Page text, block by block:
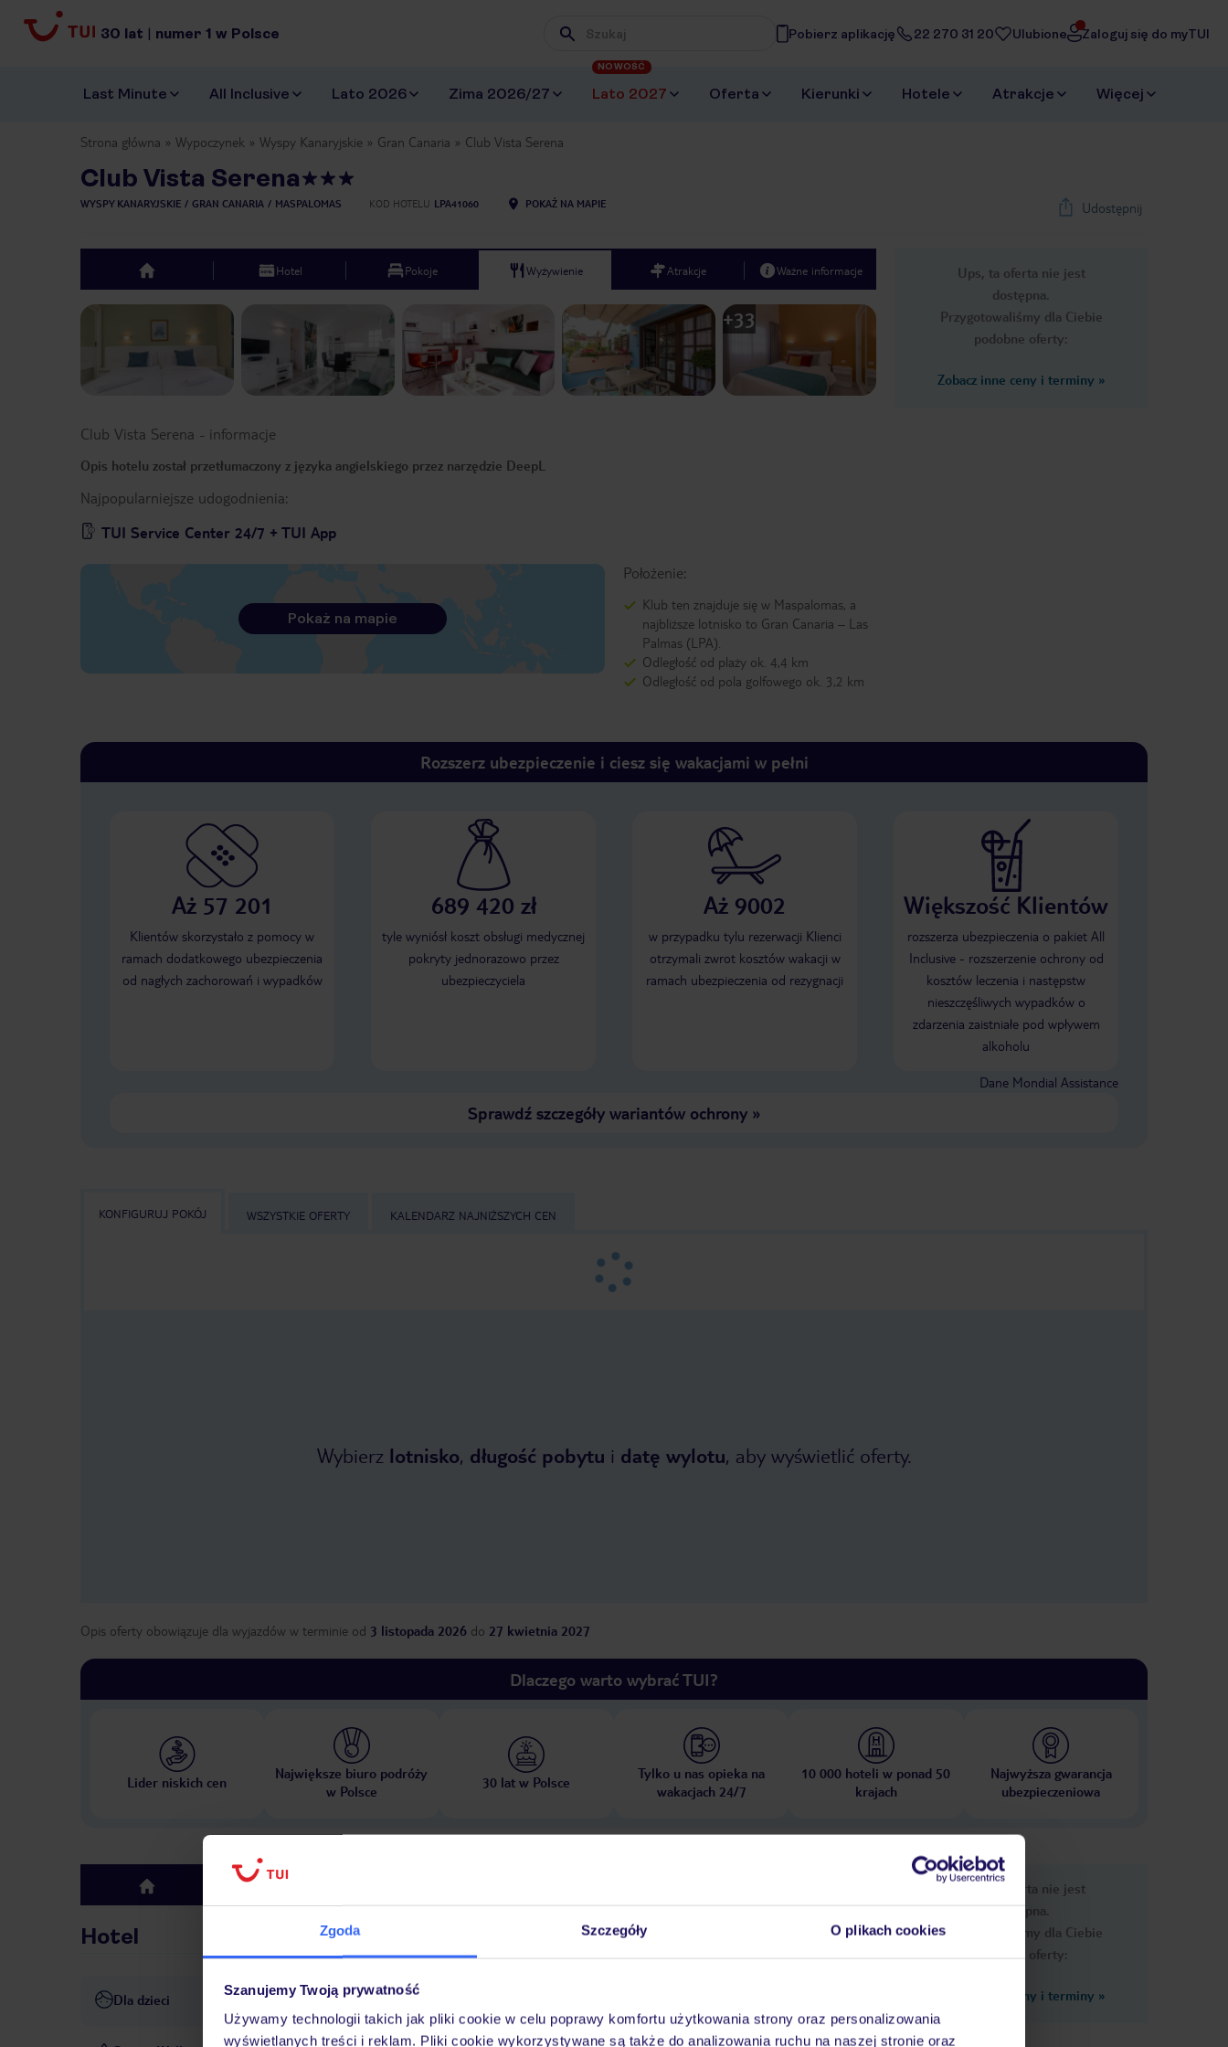
Zgoda Szczegóły O plikach cookies
Szanujemy Twoją prywatność
Używamy technologii takich jak pliki cookie w celu poprawy komfortu użytkowania strony oraz personalizowania
wyświetlanych treści i reklam. Pliki cookie wykorzystywane są także do analizowania ruchu na naszej stronie oraz
30 lat | numer 1 w Polsce Wpisz frazę, której szukasz
Pobierz aplikację 22 270 31 20 Ulubione Zaloguj się do myTUI
Last Minute All Inclusive Lato 2026 Zima 2026/27 Lato 2027
NOWOŚĆ
Oferta Kierunki Hotele Atrakcje Więcej
Strona główna Wypoczynek Wyspy Kanaryjskie Gran Canaria Club Vista Serena
Club Vista Serena
WYSPY KANARYJSKIE GRAN CANARIA MASPALOMAS KOD HOTELU LPA41060 POKAŻ NA MAPIE Udostępnij
Ups, ta oferta nie jest
dostępna.
Przygotowaliśmy dla Ciebie
podobne oferty:
Zobacz inne ceny i terminy »
top Hotel Pokoje Wyżywienie Atrakcje Ważne informacje
Next slide
1 /39
+33
Club Vista Serena - informacje
Opis hotelu został przetłumaczony z języka angielskiego przez narzędzie DeepL
Najpopularniejsze udogodnienia:
TUI Service Center 24/7 + TUI App
Położenie:
Klub ten znajduje się w Maspalomas, a
najbliższe lotnisko to Gran Canaria – Las
Palmas (LPA).
Odległość od plaży ok. 4,4 km
Odległość od pola golfowego ok. 3,2 km
Pokaż na mapie
Rozszerz ubezpieczenie i ciesz się wakacjami w pełni
Aż 57 201
Klientów skorzystało z pomocy w
ramach dodatkowego ubezpieczenia
od nagłych zachorowań i wypadków
689 420 zł
tyle wyniósł koszt obsługi medycznej
pokryty jednorazowo przez
ubezpieczyciela
Aż 9002
w przypadku tylu rezerwacji Klienci
otrzymali zwrot kosztów wakacji w
ramach ubezpieczenia od rezygnacji
Większość Klientów
rozszerza ubezpieczenia o pakiet All
Inclusive - rozszerzenie ochrony od
kosztów leczenia i następstw
nieszczęśliwych wypadków o
zdarzenia zaistniałe pod wpływem
alkoholu
Dane Mondial Assistance
Sprawdź szczegóły wariantów ochrony»
KONFIGURUJ POKÓJ WSZYSTKIE OFERTY KALENDARZ NAJNIŻSZYCH CEN
Wybierz lotnisko, długość pobytu i datę wylotu, aby wyświetlić oferty.
Opis oferty obowiązuje dla wyjazdów w terminie od 3 listopada 2026 do 27 kwietnia 2027
Dlaczego warto wybrać TUI?
Lider niskich cen
Największe biuro podróży
w Polsce
30 lat w Polsce
Tylko u nas opieka na
wakacjach 24/7
10 000 hoteli w ponad 50
krajach
Najwyższa gwarancja
ubezpieczeniowa
top
Hotel
Dla dzieci Basen dla dzieci: bezpłatny
Ups, ta oferta nie jest
dostępna.
Przygotowaliśmy dla Ciebie
podobne oferty:
Zobacz inne ceny i terminy »